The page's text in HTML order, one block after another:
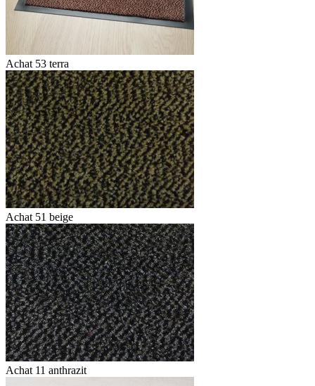
Achat 53 terra
Achat 51 beige
Achat 11 anthrazit